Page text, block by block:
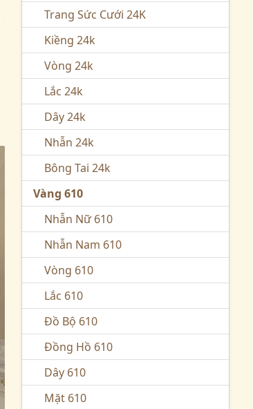
Trang Sức Cưới 24K
Kiềng 24k
Vòng 24k
Lắc 24k
Dây 24k
Nhẫn 24k
Bông Tai 24k
Vàng 610
Nhẫn Nữ 610
Nhẫn Nam 610
Vòng 610
Lắc 610
Đồ Bộ 610
Đồng Hồ 610
Dây 610
Mặt 610